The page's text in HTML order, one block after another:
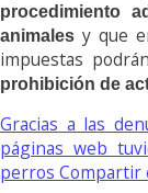
procedimiento
animales y que
impuestas
prohibición de
Gracias a las
páginas web
perros Compartir